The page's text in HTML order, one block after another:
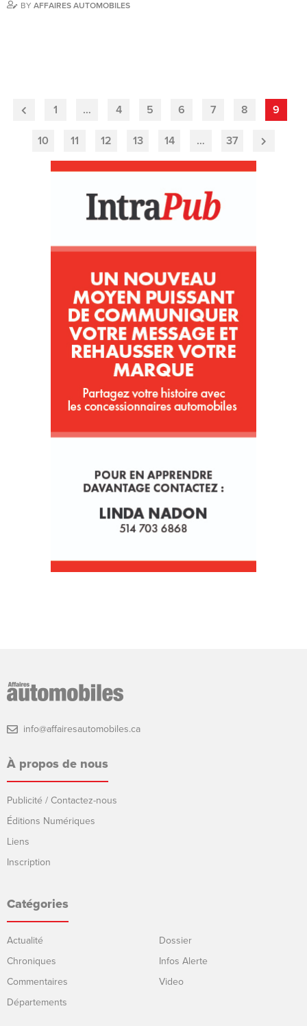
BY AFFAIRES AUTOMOBILES
Previous1 … 4 5 6 7 8 9
10 11 12 13 14 … 37
info@affairesautomobiles.ca
À propos de nous
Publicité / Contactez-nous
Éditions Numériques
Liens
Inscription
Catégories
Actualité
Chroniques
Commentaires
Départements
Dossier
Infos Alerte
Video